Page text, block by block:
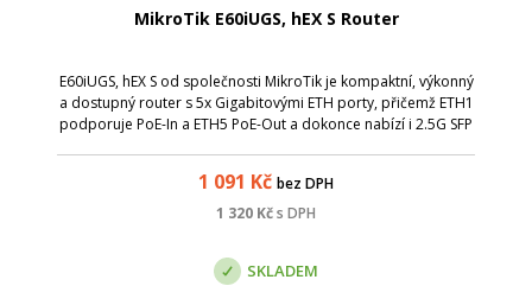
MikroTik E60iUGS, hEX S Router
E60iUGS, hEX S od společnosti MikroTik je kompaktní, výkonný
a dostupný router s 5x Gigabitovými ETH porty, přičemž ETH1
podporuje PoE-In a ETH5 PoE-Out a dokonce nabízí i 2.5G SFP
1 091 Kč bez DPH
1 320 Kčs DPH
SKLADEM